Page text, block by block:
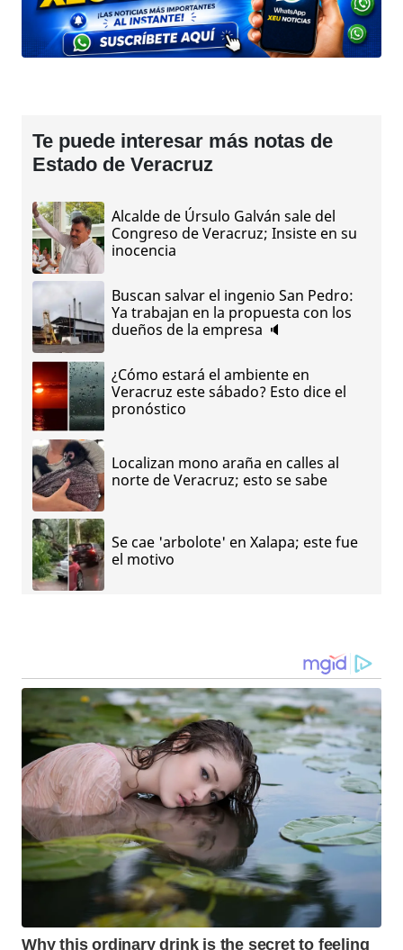
Te puede interesar más notas de
Estado de Veracruz
Alcalde de Úrsulo Galván sale del
Congreso de Veracruz; Insiste en su
inocencia
Buscan salvar el ingenio San Pedro:
Ya trabajan en la propuesta con los
dueños de la empresa 🔈
¿Cómo estará el ambiente en
Veracruz este sábado? Esto dice el
pronóstico
Localizan mono araña en calles al
norte de Veracruz; esto se sabe
Se cae 'arbolote' en Xalapa; este fue
el motivo